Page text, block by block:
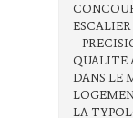
–
QUALITE
DANS LE
LA